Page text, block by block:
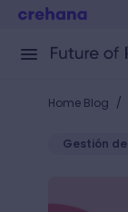
Home Blog /
Gestión